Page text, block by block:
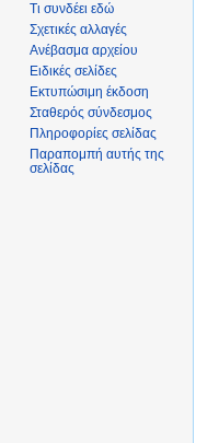
Τι συνδέει εδώ
Σχετικές αλλαγές
Ανέβασμα αρχείου
Ειδικές σελίδες
Εκτυπώσιμη έκδοση
Σταθερός σύνδεσμος
Πληροφορίες σελίδας
Παραπομπή αυτής της
σελίδας